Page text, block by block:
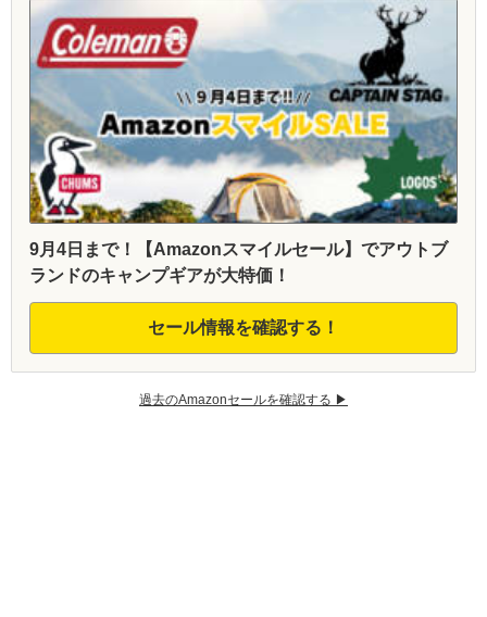
9月4日まで！【Amazonスマイルセール】でアウトブ
ランドのキャンプギアが大特価！
セール情報を確認する！
過去のAmazonセールを確認する ▶︎